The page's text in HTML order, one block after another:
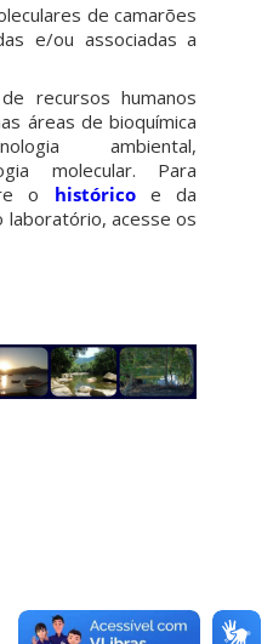
de camarões
e/ou associadas a
recursos humanos
áreas de bioquímica
ambiental,
molecular. Para
o históricoe da
laboratório, acesse os